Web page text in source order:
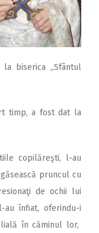
biserica ,,Sfântul
timp, a fost dat la
copilăreşti, l-au
pruncul cu
de ochii lui
înfiat, oferindu-i
în căminul lor,